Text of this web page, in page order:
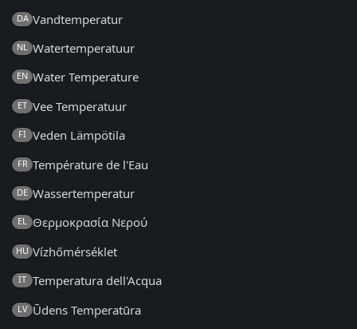
DA Vandtemperatur
NL Watertemperatuur
EN Water Temperature
ET Vee Temperatuur
FI Veden Lämpötila
FR Température de l'Eau
DE Wassertemperatur
EL Θερμοκρασία Νερού
HU Vízhőmérséklet
IT Temperatura dell'Acqua
LV Ūdens Temperatūra